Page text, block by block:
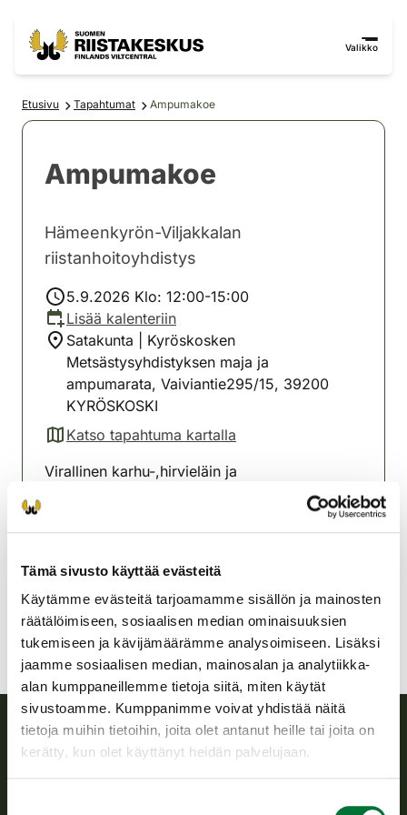
Tämä sivusto käyttää evästeitä
Käytämme evästeitä tarjoamamme sisällön ja mainosten
räätälöimiseen, sosiaalisen median ominaisuuksien
tukemiseen ja kävijämäärämme analysoimiseen. Lisäksi
jaamme sosiaalisen median, mainosalan ja analytiikka-
alan kumppaneillemme tietoja siitä, miten käytät
sivustoamme. Kumppanimme voivat yhdistää näitä
tietoja muihin tietoihin, joita olet antanut heille tai joita on
kerätty, kun olet käyttänyt heidän palvelujaan.
Valikko
Etusivu Tapahtumat Ampumakoe
Ampumakoe
Hämeenkyrön-Viljakkalan
riistanhoitoyhdistys
5.9.2026 Klo: 12:00-15:00
Lisää kalenteriin
Satakunta | Kyröskosken
Metsästysyhdistyksen maja ja
ampumarata, Vaiviantie295/15, 39200
KYRÖSKOSKI
Katso tapahtuma kartalla
(avautuu uuteen välilehteen)
Virallinen karhu-,hirvieläin ja
Hämeenkyrön-Viljakkalan
Satakunta
Suomen riistakeskus